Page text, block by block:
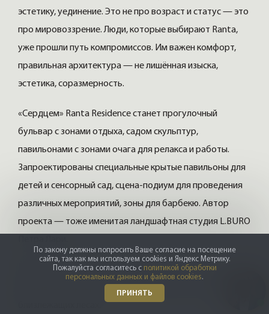
эстетику, уединение. Это не про возраст и статус — это
про мировоззрение. Люди, которые выбирают Ranta,
уже прошли путь компромиссов. Им важен комфорт,
правильная архитектура — не лишённая изыска,
эстетика, соразмерность.
«Сердцем» Ranta Residence станет прогулочный
бульвар с зонами отдыха, садом скульптур,
павильонами с зонами очага для релакса и работы.
Запроектированы специальные крытые павильоны для
детей и сенсорный сад, сцена-подиум для проведения
различных мероприятий, зоны для барбекю. Автор
проекта — тоже именитая ландшафтная студия L.BURO
Прогулочная арт-тропа выйдет за пределы территории
комплекса и превратится в несколько эко-троп в
По закону должны попросить Ваше согласие на посещение
сайта, так как мы используем cookies и Яндекс Метрику.
Пожалуйста согласитесь с политикой обработки
персональных данных и файлов cookies.
ПРИНЯТЬ